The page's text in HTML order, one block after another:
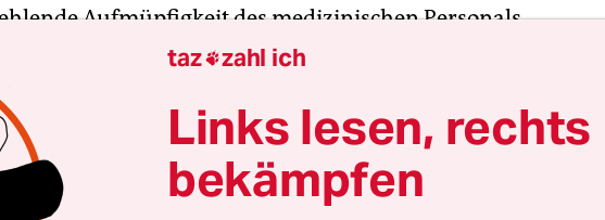
Aufmüpfigkeit des medizinischen Personals.
Unzählige Überstunden, fehlende Pausen oder herrischer
Vorgesetzte wurden oft frustriert und erschöpft
Die Resignation wurde mit nach Hause genommen.
show must go on. Denn es sind keine Autoteile, die auf
sondern Menschen, kranke und sterbende, verzweifelte
taz zahl ich
Links lesen, rechts
bekämpfen